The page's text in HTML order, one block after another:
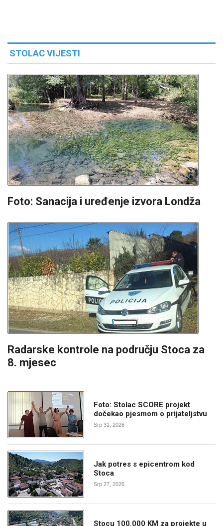
STOLAC VIJESTI
Foto: Sanacija i uređenje izvora Londža
Radarske kontrole na području Stoca za
8. mjesec
Foto: Stolac SCORE projekt
dočekao pjesmom o prijateljstvu
Srp 31, 2026
Jak potres s epicentrom kod
Stoca
Srp 27, 2026
Stocu 100.000 KM za projekte u